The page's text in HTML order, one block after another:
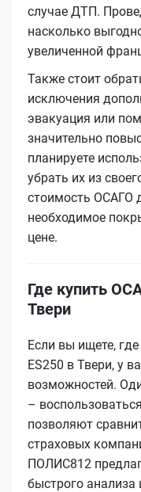
случае ДТП.
насколько
увеличенной
Также стоит
исключения
эвакуация или
значительно
планируете
убрать их из
стоимость ОСАГО
необходимое
цене.
Где купить
Твери
Если вы ищете,
ES250 в Твери, у
возможностей.
–
позволяют
страховых
ПОЛИС812
быстрого анализа